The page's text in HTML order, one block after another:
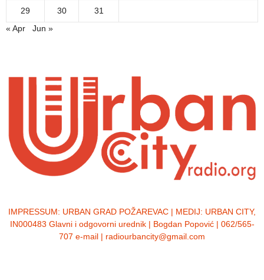
29 30
31
« Apr
Jun »
IMPRESSUM: URBAN GRAD POŽAREVAC | MEDIJ: URBAN CITY,
IN000483 Glavni i odgovorni urednik | Bogdan Popović | 062/565-
707 e-mail | radiourbancity@gmail.com